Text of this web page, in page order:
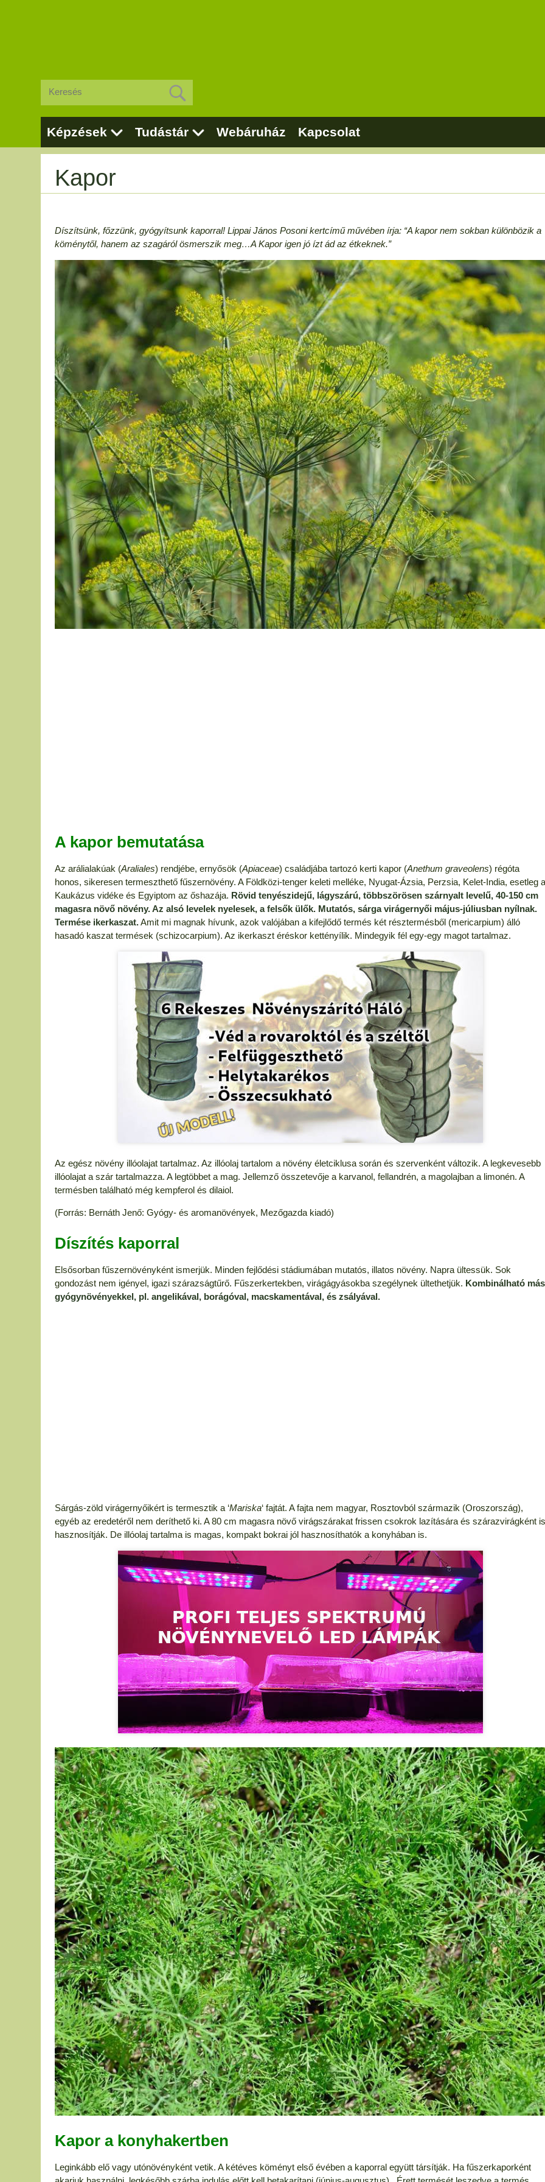
Képzések Tudástár Webáruház Kapcsolat
Kapor
Díszítsünk, főzzünk, gyógyítsunk kaporral! Lippai János Posoni kertcímű művében írja: “A kapor nem sokban különbözik a
köménytől, hanem az szagáról ösmerszik meg…A Kapor igen jó ízt ád az étkeknek.”
A kapor bemutatása
Az arálialakúak (Araliales) rendjébe, ernyősök (Apiaceae) családjába tartozó kerti kapor (Anethum graveolens) régóta
honos, sikeresen termeszthető fűszernövény. A Földközi-tenger keleti melléke, Nyugat-Ázsia, Perzsia, Kelet-India, esetleg a
Kaukázus vidéke és Egyiptom az őshazája. Rövid tenyészidejű, lágyszárú, többszörösen szárnyalt levelű, 40-150 cm
magasra növő növény. Az alsó levelek nyelesek, a felsők ülők. Mutatós, sárga virágernyői május-júliusban nyílnak.
Termése ikerkaszat.Amit mi magnak hívunk, azok valójában a kifejlődő termés két résztermésből (mericarpium) álló
hasadó kaszat termések (schizocarpium). Az ikerkaszt éréskor kettényílik. Mindegyik fél egy-egy magot tartalmaz.
Az egész növény illóolajat tartalmaz. Az illóolaj tartalom a növény életciklusa során és szervenként változik. A legkevesebb
illóolajat a szár tartalmazza. A legtöbbet a mag. Jellemző összetevője a karvanol, fellandrén, a magolajban a limonén. A
termésben található még kempferol és dilaiol.
(Forrás: Bernáth Jenő: Gyógy- és aromanövények, Mezőgazda kiadó)
Díszítés kaporral
Elsősorban fűszernövényként ismerjük. Minden fejlődési stádiumában mutatós, illatos növény. Napra ültessük. Sok
gondozást nem igényel, igazi szárazságtűrő. Fűszerkertekben, virágágyásokba szegélynek ültethetjük. Kombinálható más
gyógynövényekkel, pl. angelikával, borágóval, macskamentával, és zsályával.
Sárgás-zöld virágernyőikért is termesztik a ‘Mariska‘ fajtát. A fajta nem magyar, Rosztovból származik (Oroszország),
egyéb az eredetéről nem deríthető ki. A 80 cm magasra növő virágszárakat frissen csokrok lazítására és szárazvirágként is
hasznosítják. De illóolaj tartalma is magas, kompakt bokrai jól hasznosíthatók a konyhában is.
Kapor a konyhakertben
Leginkább elő vagy utónövényként vetik. A kétéves köményt első évében a kaporral együtt társítják. Ha fűszerkaporként